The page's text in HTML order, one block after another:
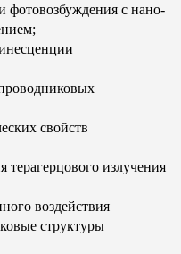
с нано-
свойств
терагерцового излучения
воздействия
структуры